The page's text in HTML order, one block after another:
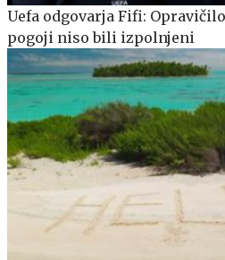
Uefa odgovarja Fifi:
pogoji niso bili izpolnjeni